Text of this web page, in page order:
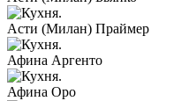
Асти (Милан) Праймер
Афина Аргенто
Афина Оро